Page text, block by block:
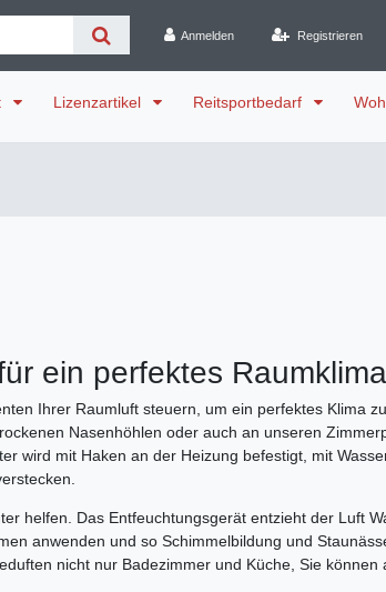
Anmelden Registrieren
Lizenzartikel Reitsportbedarf
ein perfektes Raumklima
Ihrer Raumluft steuern, um ein perfektes Klima
Nasenhöhlen oder auch an unseren
wird mit Haken an der Heizung befestigt, mit
helfen. Das Entfeuchtungsgerät entzieht der Luft
anwenden und so Schimmelbildung und
nicht nur Badezimmer und Küche, Sie können